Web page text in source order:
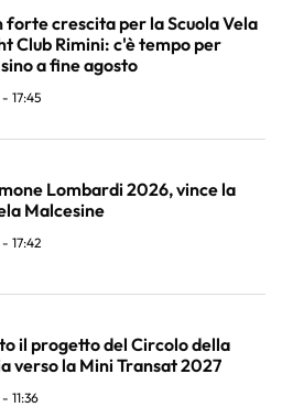
forte crescita per la Scuola Vela
Club Rimini: c'è tempo per
a fine agosto
17:45
Lombardi 2026, vince la
Malcesine
17:42
il progetto del Circolo della
verso la Mini Transat 2027
11:36